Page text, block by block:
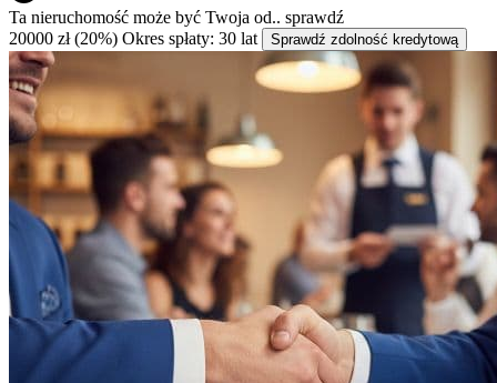
Ta nieruchomość może być Twoja od.. sprawdź
20000 zł (20%) Okres spłaty: 30 lat Sprawdź zdolność kredytową